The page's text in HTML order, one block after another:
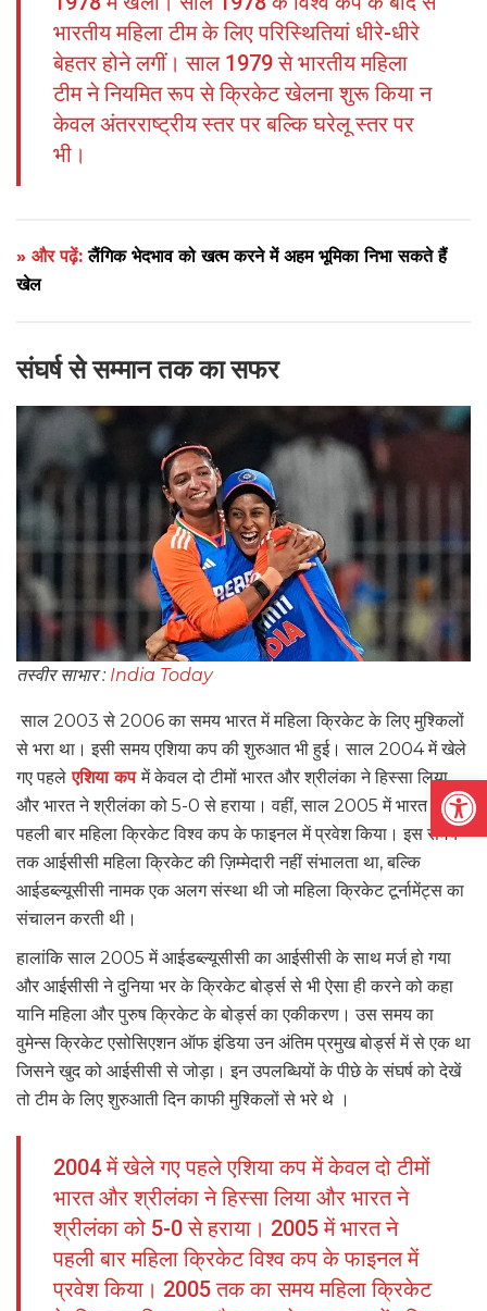
भारतीय महिला टीम के लिए परिस्थितियां धीरे-धीरे
बेहतर होने लगीं। साल 1979 से भारतीय महिला
टीम ने नियमित रूप से क्रिकेट खेलना शुरू किया न
केवल अंतरराष्ट्रीय स्तर पर बल्कि घरेलू स्तर पर
भी।
» और पढ़ें:लैंगिक भेदभाव को खत्म करने में अहम भूमिका निभा सकते हैं
खेल
संघर्ष से सम्मान तक का सफर
तस्वीर साभार : India Today
साल 2003 से 2006 का समय भारत में महिला क्रिकेट के लिए मुश्किलों
से भरा था। इसी समय एशिया कप की शुरुआत भी हुई। साल 2004 में खेले
गए पहले एशिया कप में केवल दो टीमों भारत और श्रीलंका ने हिस्सा लिया
और भारत ने श्रीलंका को 5-0 से हराया। वहीं, साल 2005 में भारत ने
पहली बार महिला क्रिकेट विश्व कप के फाइनल में प्रवेश किया। इस समय
तक आईसीसी महिला क्रिकेट की ज़िम्मेदारी नहीं संभालता था, बल्कि
आईडब्ल्यूसीसी नामक एक अलग संस्था थी जो महिला क्रिकेट टूर्नामेंट्स का
संचालन करती थी।
हालांकि साल 2005 में आईडब्ल्यूसीसी का आईसीसी के साथ मर्ज हो गया
और आईसीसी ने दुनिया भर के क्रिकेट बोर्ड्स से भी ऐसा ही करने को कहा
यानि महिला और पुरुष क्रिकेट के बोर्ड्स का एकीकरण। उस समय का
वुमेन्स क्रिकेट एसोसिएशन ऑफ इंडिया उन अंतिम प्रमुख बोर्ड्स में से एक था
जिसने खुद को आईसीसी से जोड़ा। इन उपलब्धियों के पीछे के संघर्ष को देखें
तो टीम के लिए शुरुआती दिन काफी मुश्किलों से भरे थे ।
2004 में खेले गए पहले एशिया कप में केवल दो टीमों
भारत और श्रीलंका ने हिस्सा लिया और भारत ने
श्रीलंका को 5-0 से हराया। 2005 में भारत ने
पहली बार महिला क्रिकेट विश्व कप के फाइनल में
प्रवेश किया। 2005 तक का समय महिला क्रिकेट